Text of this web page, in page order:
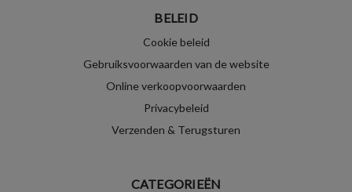
BELEID
Cookie beleid
Gebruiksvoorwaarden van de website
Online verkoopvoorwaarden
Privacybeleid
Verzenden & Terugsturen
CATEGORIEËN